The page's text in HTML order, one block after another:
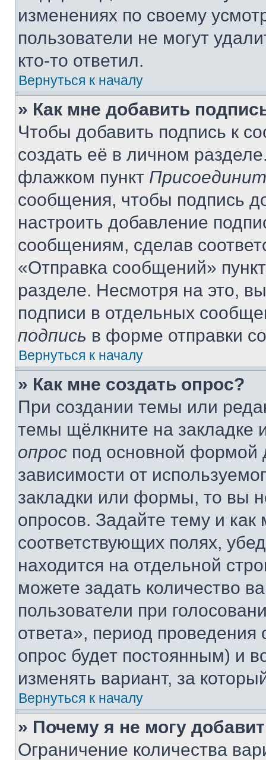
изменениях по своему
пользователи не могут
кто-то ответил.
Вернуться к началу
» Как мне добавить
Чтобы добавить подпись к
создать её в личном
флажком пункт
сообщения, чтобы подпись
настроить добавление
сообщениям, сделав
«Отправка сообщений»
разделе. Несмотря на это,
подписи в отдельных
подпись в форме отправки
Вернуться к началу
» Как мне создать опрос?
При создании темы или
темы щёлкните на
опрос под основной формой
зависимости от
закладки или формы, то вы
опросов. Задайте тему и
соответствующих полях,
находится на отдельной
можете задать количество
пользователи при
ответа», период проведения
опрос будет постоянным) и
изменять вариант, за
Вернуться к началу
» Почему я не могу
Ограничение количества